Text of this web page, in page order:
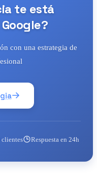
te está
con una estrategia de
clientes Respuesta en 24h